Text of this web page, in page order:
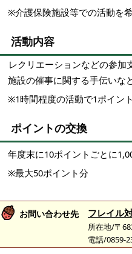
※介護保険施設等での活動を
活動内容
レクリエーションなどの参加
施設の催事に関する手伝いな
※1時間程度の活動で1ポイン
ポイントの交換
年度末に10ポイントごとに
※最大50ポイント分
お問い合わせ先 フレイル
所在地/〒
電話/0859-